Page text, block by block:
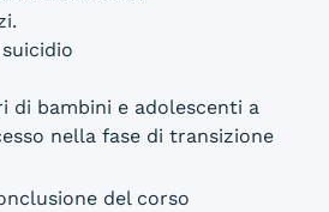
di bambini e adolescenti a
nella fase di transizione
del corso